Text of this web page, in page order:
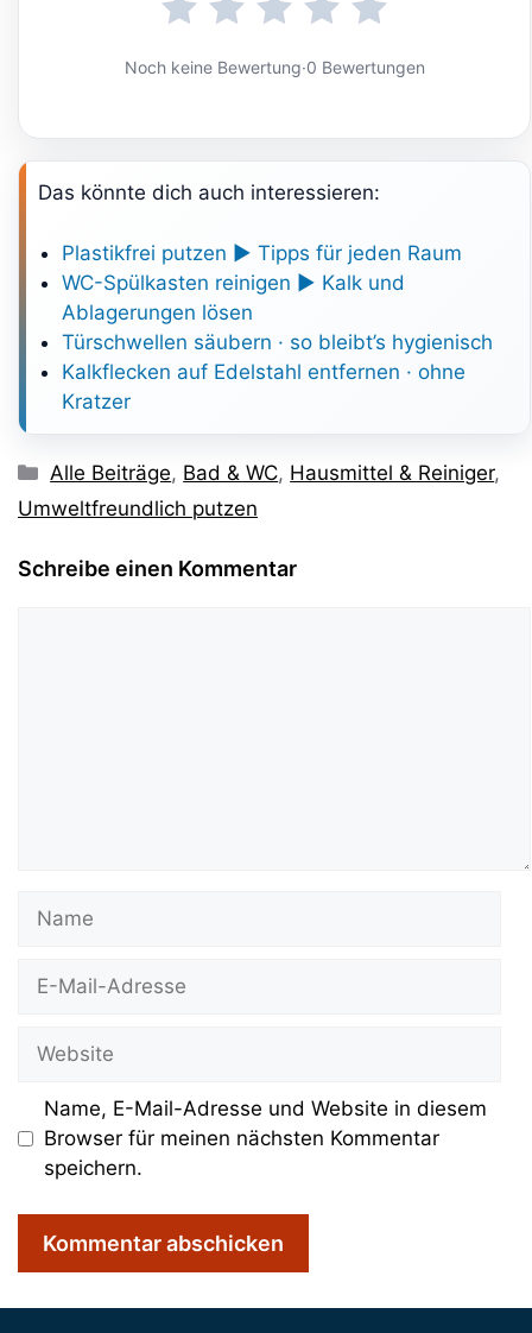
Noch keine Bewertung·0 Bewertungen
Das könnte dich auch interessieren:
Plastikfrei putzen ► Tipps für jeden Raum
WC-Spülkasten reinigen ► Kalk und
Ablagerungen lösen
Türschwellen säubern · so bleibt’s hygienisch
Kalkflecken auf Edelstahl entfernen · ohne
Kratzer
Kategorien
Alle Beiträge, Bad & WC, Hausmittel & Reiniger,
Umweltfreundlich putzen
Schreibe einen Kommentar
Name
Website
Name, E-Mail-Adresse und Website in diesem
Browser für meinen nächsten Kommentar
speichern.